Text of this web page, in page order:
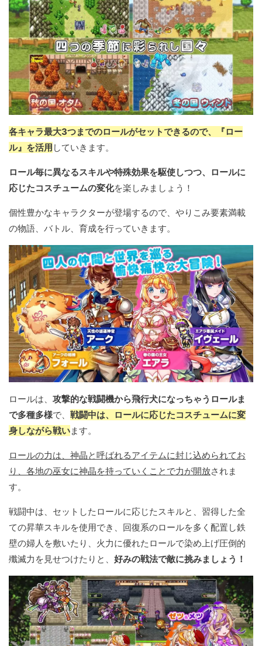
各キャラ最大3つまでのロールがセットできるので、『ロー
ル』を活用 していきます。
ロール毎に異なるスキルや特殊効果を駆使しつつ、ロールに
応じたコスチュームの変化を楽しみましょう！
個性豊かなキャラクターが登場するので、やりこみ要素満載
の物語、バトル、育成を行っていきます。
ロールは、 攻撃的な戦闘機から飛行犬になっちゃうロールま
で多種多様で、 戦闘中は、ロールに応じたコスチュームに変
身しながら戦います。
ロールの力は、神晶と呼ばれるアイテムに封じ込められてお
り、各地の巫女に神晶を持っていくことで力が開放されま
す。
戦闘中は、セットしたロールに応じたスキルと、習得した全
ての昇華スキルを使用でき、回復系のロールを多く配置し鉄
壁の婦人を敷いたり、火力に優れたロールで染め上げ圧倒的
殲滅力を見せつけたりと、 好みの戦法で敵に挑みましょう！